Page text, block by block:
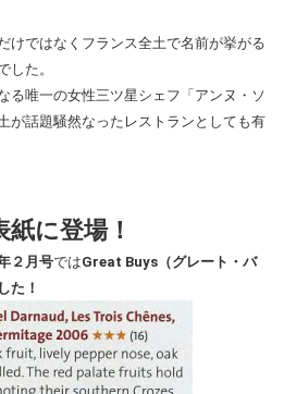
けではなくフランス全土で名前が挙がる
した。
る唯一の女性三ツ星シェフ「アンヌ・ソ
が話題騒然なったレストランとしても有
に登場！
２月号ではGreat Buys（グレート・バ
た！